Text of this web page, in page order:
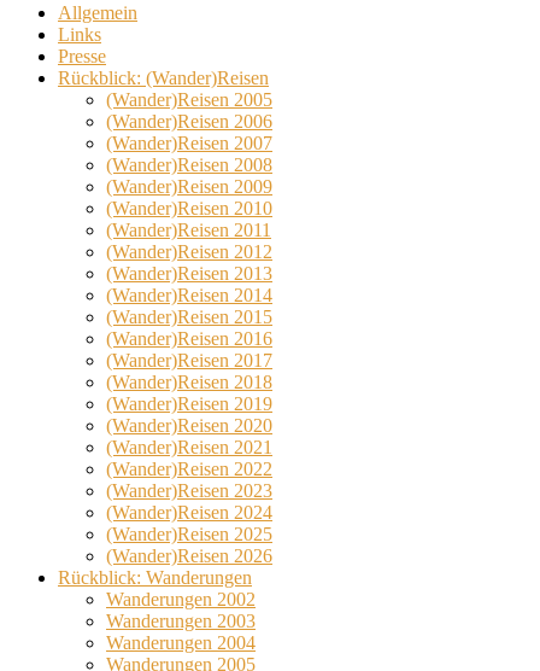
Allgemein
Links
Presse
Rückblick: (Wander)Reisen
(Wander)Reisen 2005
(Wander)Reisen 2006
(Wander)Reisen 2007
(Wander)Reisen 2008
(Wander)Reisen 2009
(Wander)Reisen 2010
(Wander)Reisen 2011
(Wander)Reisen 2012
(Wander)Reisen 2013
(Wander)Reisen 2014
(Wander)Reisen 2015
(Wander)Reisen 2016
(Wander)Reisen 2017
(Wander)Reisen 2018
(Wander)Reisen 2019
(Wander)Reisen 2020
(Wander)Reisen 2021
(Wander)Reisen 2022
(Wander)Reisen 2023
(Wander)Reisen 2024
(Wander)Reisen 2025
(Wander)Reisen 2026
Rückblick: Wanderungen
Wanderungen 2002
Wanderungen 2003
Wanderungen 2004
Wanderungen 2005